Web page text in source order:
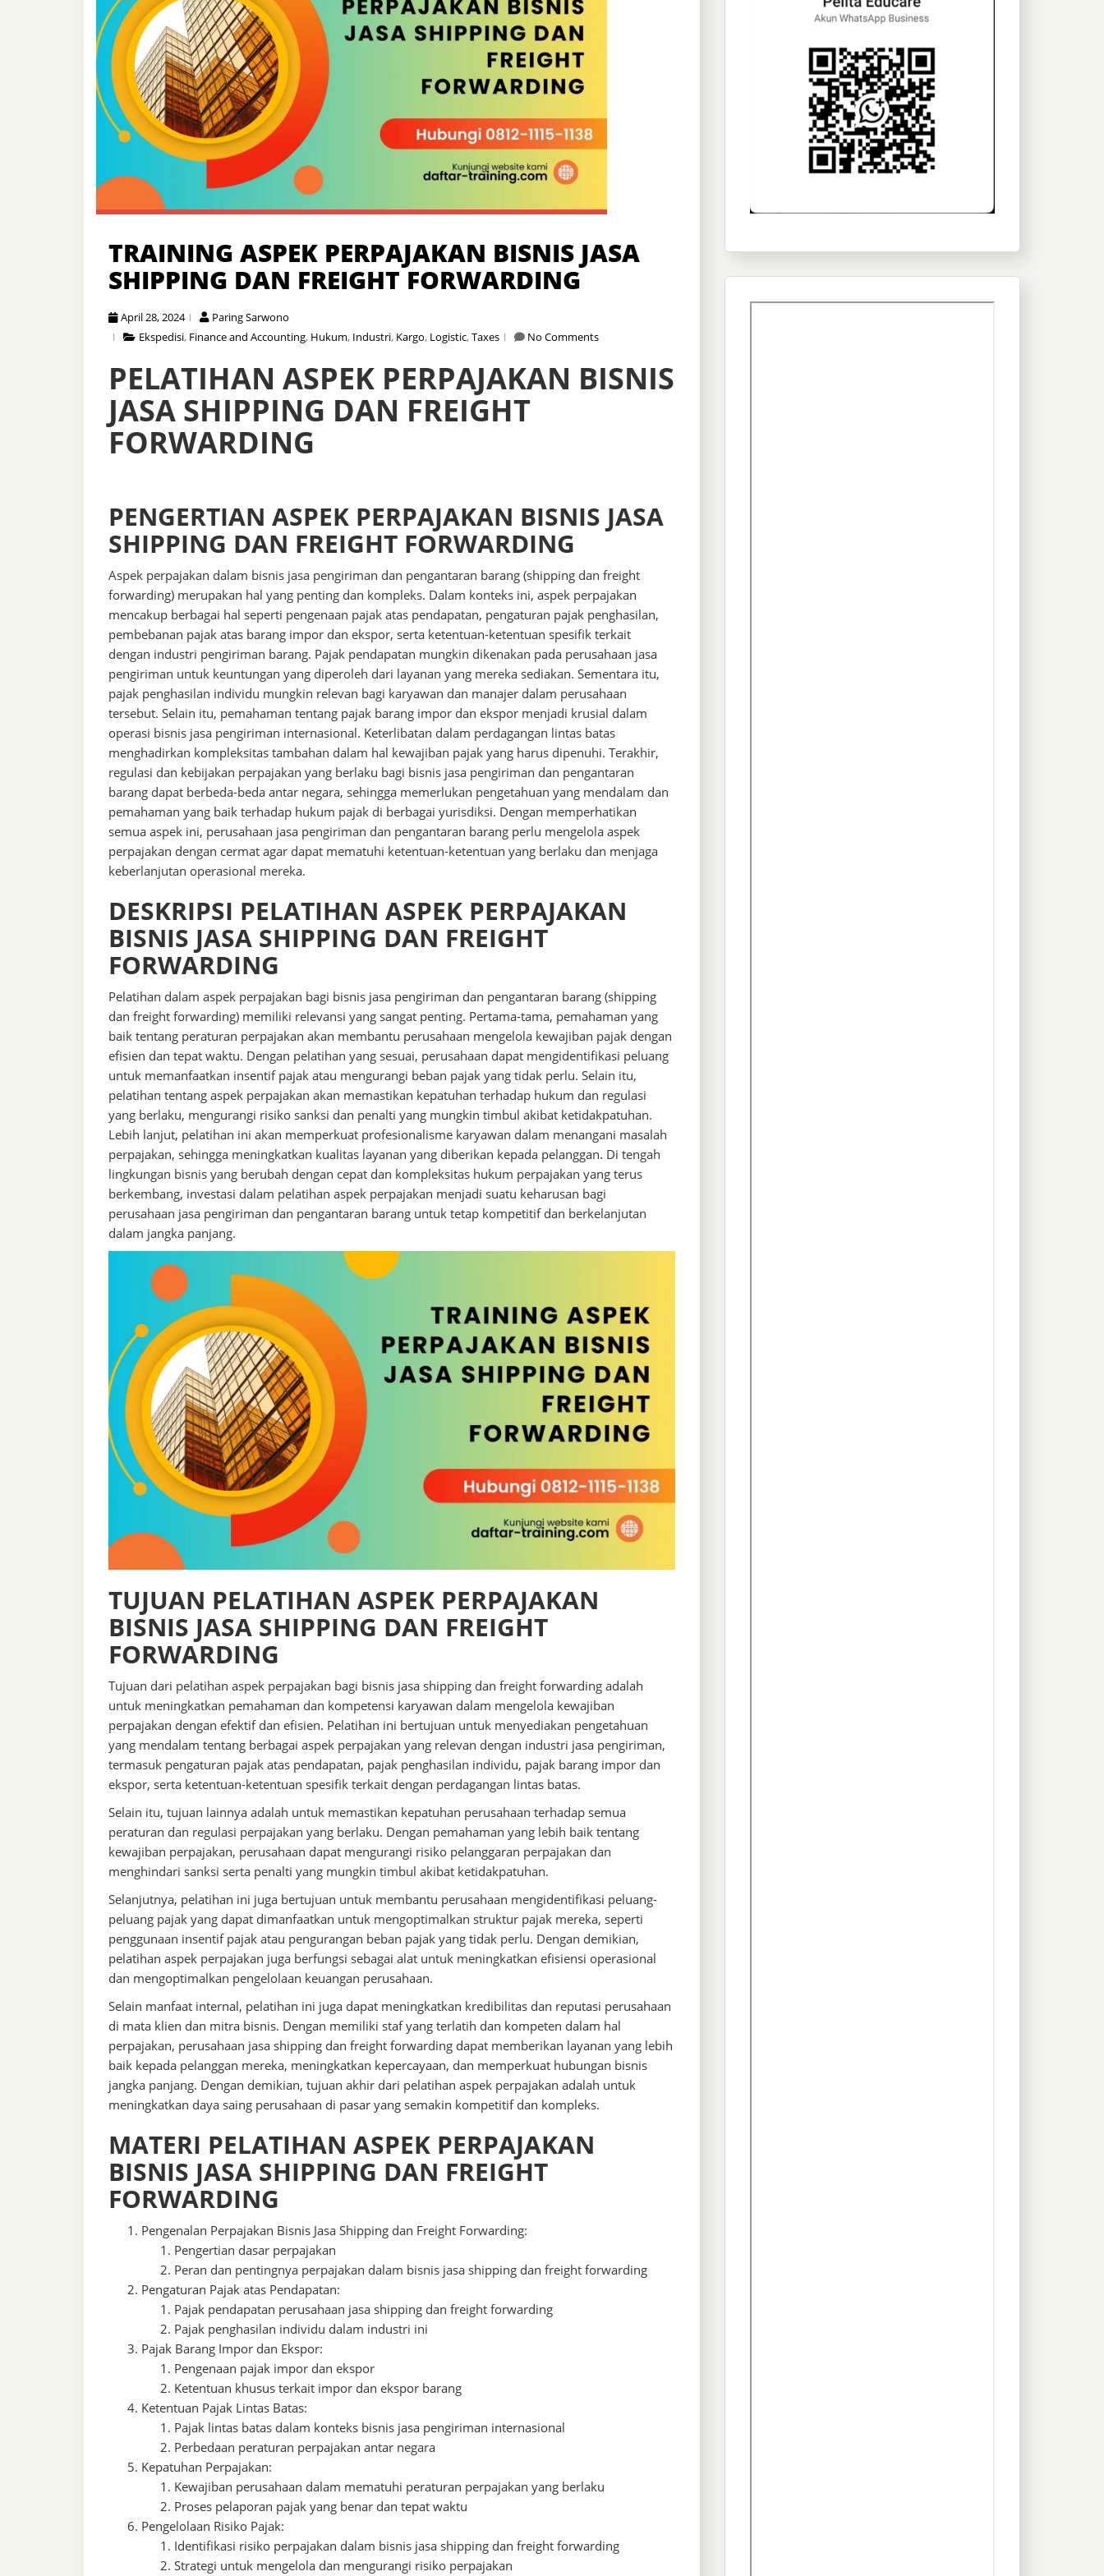
TRAINING ASPEK PERPAJAKAN BISNIS JASA
SHIPPING DAN FREIGHT FORWARDING
April 28, 2024
Paring Sarwono
Ekspedisi, Finance and Accounting, Hukum, Industri, Kargo, Logistic,Taxes No Comments
PELATIHAN ASPEK PERPAJAKAN BISNIS
JASA SHIPPING DAN FREIGHT
FORWARDING
PENGERTIAN ASPEK PERPAJAKAN BISNIS JASA
SHIPPING DAN FREIGHT FORWARDING
Aspek perpajakan dalam bisnis jasa pengiriman dan pengantaran barang (shipping dan freight
forwarding) merupakan hal yang penting dan kompleks. Dalam konteks ini, aspek perpajakan
mencakup berbagai hal seperti pengenaan pajak atas pendapatan, pengaturan pajak penghasilan,
pembebanan pajak atas barang impor dan ekspor, serta ketentuan-ketentuan spesifik terkait
dengan industri pengiriman barang. Pajak pendapatan mungkin dikenakan pada perusahaan jasa
pengiriman untuk keuntungan yang diperoleh dari layanan yang mereka sediakan. Sementara itu,
pajak penghasilan individu mungkin relevan bagi karyawan dan manajer dalam perusahaan
tersebut. Selain itu, pemahaman tentang pajak barang impor dan ekspor menjadi krusial dalam
operasi bisnis jasa pengiriman internasional. Keterlibatan dalam perdagangan lintas batas
menghadirkan kompleksitas tambahan dalam hal kewajiban pajak yang harus dipenuhi. Terakhir,
regulasi dan kebijakan perpajakan yang berlaku bagi bisnis jasa pengiriman dan pengantaran
barang dapat berbeda-beda antar negara, sehingga memerlukan pengetahuan yang mendalam dan
pemahaman yang baik terhadap hukum pajak di berbagai yurisdiksi. Dengan memperhatikan
semua aspek ini, perusahaan jasa pengiriman dan pengantaran barang perlu mengelola aspek
perpajakan dengan cermat agar dapat mematuhi ketentuan-ketentuan yang berlaku dan menjaga
keberlanjutan operasional mereka.
DESKRIPSI PELATIHAN ASPEK PERPAJAKAN
BISNIS JASA SHIPPING DAN FREIGHT
FORWARDING
Pelatihan dalam aspek perpajakan bagi bisnis jasa pengiriman dan pengantaran barang (shipping
dan freight forwarding) memiliki relevansi yang sangat penting. Pertama-tama, pemahaman yang
baik tentang peraturan perpajakan akan membantu perusahaan mengelola kewajiban pajak dengan
efisien dan tepat waktu. Dengan pelatihan yang sesuai, perusahaan dapat mengidentifikasi peluang
untuk memanfaatkan insentif pajak atau mengurangi beban pajak yang tidak perlu. Selain itu,
pelatihan tentang aspek perpajakan akan memastikan kepatuhan terhadap hukum dan regulasi
yang berlaku, mengurangi risiko sanksi dan penalti yang mungkin timbul akibat ketidakpatuhan.
Lebih lanjut, pelatihan ini akan memperkuat profesionalisme karyawan dalam menangani masalah
perpajakan, sehingga meningkatkan kualitas layanan yang diberikan kepada pelanggan. Di tengah
lingkungan bisnis yang berubah dengan cepat dan kompleksitas hukum perpajakan yang terus
berkembang, investasi dalam pelatihan aspek perpajakan menjadi suatu keharusan bagi
perusahaan jasa pengiriman dan pengantaran barang untuk tetap kompetitif dan berkelanjutan
dalam jangka panjang.
TUJUAN PELATIHAN ASPEK PERPAJAKAN
BISNIS JASA SHIPPING DAN FREIGHT
FORWARDING
Tujuan dari pelatihan aspek perpajakan bagi bisnis jasa shipping dan freight forwarding adalah
untuk meningkatkan pemahaman dan kompetensi karyawan dalam mengelola kewajiban
perpajakan dengan efektif dan efisien. Pelatihan ini bertujuan untuk menyediakan pengetahuan
yang mendalam tentang berbagai aspek perpajakan yang relevan dengan industri jasa pengiriman,
termasuk pengaturan pajak atas pendapatan, pajak penghasilan individu, pajak barang impor dan
ekspor, serta ketentuan-ketentuan spesifik terkait dengan perdagangan lintas batas.
Selain itu, tujuan lainnya adalah untuk memastikan kepatuhan perusahaan terhadap semua
peraturan dan regulasi perpajakan yang berlaku. Dengan pemahaman yang lebih baik tentang
kewajiban perpajakan, perusahaan dapat mengurangi risiko pelanggaran perpajakan dan
menghindari sanksi serta penalti yang mungkin timbul akibat ketidakpatuhan.
Selanjutnya, pelatihan ini juga bertujuan untuk membantu perusahaan mengidentifikasi peluang-
peluang pajak yang dapat dimanfaatkan untuk mengoptimalkan struktur pajak mereka, seperti
penggunaan insentif pajak atau pengurangan beban pajak yang tidak perlu. Dengan demikian,
pelatihan aspek perpajakan juga berfungsi sebagai alat untuk meningkatkan efisiensi operasional
dan mengoptimalkan pengelolaan keuangan perusahaan.
Selain manfaat internal, pelatihan ini juga dapat meningkatkan kredibilitas dan reputasi perusahaan
di mata klien dan mitra bisnis. Dengan memiliki staf yang terlatih dan kompeten dalam hal
perpajakan, perusahaan jasa shipping dan freight forwarding dapat memberikan layanan yang lebih
baik kepada pelanggan mereka, meningkatkan kepercayaan, dan memperkuat hubungan bisnis
jangka panjang. Dengan demikian, tujuan akhir dari pelatihan aspek perpajakan adalah untuk
meningkatkan daya saing perusahaan di pasar yang semakin kompetitif dan kompleks.
MATERI PELATIHAN ASPEK PERPAJAKAN
BISNIS JASA SHIPPING DAN FREIGHT
FORWARDING
Pengenalan Perpajakan Bisnis Jasa Shipping dan Freight Forwarding:
Pengertian dasar perpajakan
Peran dan pentingnya perpajakan dalam bisnis jasa shipping dan freight forwarding
Pengaturan Pajak atas Pendapatan:
Pajak pendapatan perusahaan jasa shipping dan freight forwarding
Pajak penghasilan individu dalam industri ini
Pajak Barang Impor dan Ekspor:
Pengenaan pajak impor dan ekspor
Ketentuan khusus terkait impor dan ekspor barang
Ketentuan Pajak Lintas Batas:
Pajak lintas batas dalam konteks bisnis jasa pengiriman internasional
Perbedaan peraturan perpajakan antar negara
Kepatuhan Perpajakan:
Kewajiban perusahaan dalam mematuhi peraturan perpajakan yang berlaku
Proses pelaporan pajak yang benar dan tepat waktu
Pengelolaan Risiko Pajak:
Identifikasi risiko perpajakan dalam bisnis jasa shipping dan freight forwarding
Strategi untuk mengelola dan mengurangi risiko perpajakan